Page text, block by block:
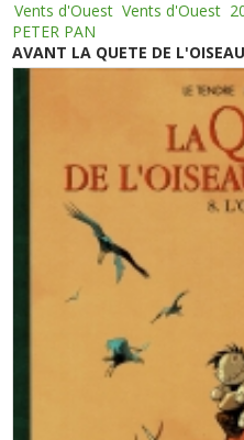
Vents d'Ouest Vents d'Ouest
PETER PAN
AVANT LA QUETE DE